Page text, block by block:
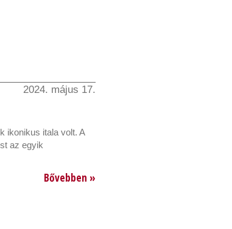
2024. május 17.
ikonikus itala volt. A
az egyik
Bővebben »